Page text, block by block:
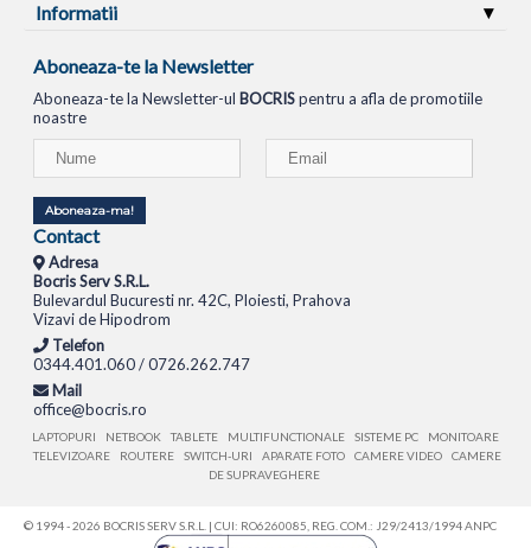
Informatii
Aboneaza-te la Newsletter
Aboneaza-te la Newsletter-ul BOCRISpentru a afla de promotiile
noastre
Aboneaza-ma!
Contact
Adresa
Bocris Serv S.R.L.
Bulevardul Bucuresti nr. 42C, Ploiesti, Prahova
Vizavi de Hipodrom
Telefon
0344.401.060 / 0726.262.747
Mail
office@bocris.ro
LAPTOPURI NETBOOK TABLETE MULTIFUNCTIONALE SISTEME PC
MONITOARE
TELEVIZOARE
ROUTERE SWITCH-URI APARATE FOTO CAMERE VIDEO
CAMERE
DE SUPRAVEGHERE
© 1994 - 2026 BOCRIS SERV S.R.L. | CUI: RO6260085, REG. COM.: J29/2413/1994ANPC